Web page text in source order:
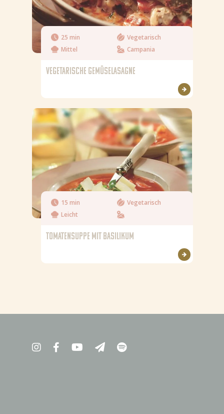
25 min
Vegetarisch
Mittel
Campania
VEGETARISCHE GEMÜSELASAGNE
15 min
Vegetarisch
Leicht
TOMATENSUPPE MIT BASILIKUM